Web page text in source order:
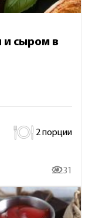
и сыром в
2 порции
2 231